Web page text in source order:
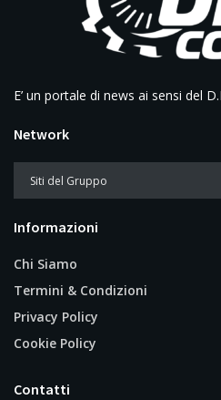
E’ un portale di news ai sensi del
Network
Informazioni
Chi Siamo
Termini & Condizioni
Privacy Policy
Cookie Policy
Contatti